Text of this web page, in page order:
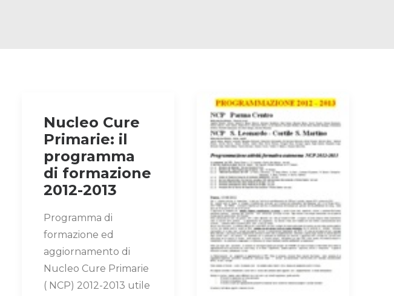
Nucleo Cure
Primarie: il
programma
di formazione
2012-2013
Programma di
formazione ed
aggiornamento di
Nucleo Cure Primarie
( NCP) 2012-2013 utile